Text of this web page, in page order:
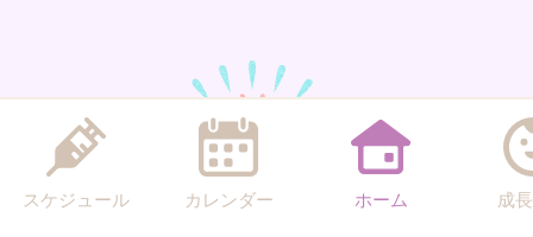
スケジュール カレンダー ホーム 成